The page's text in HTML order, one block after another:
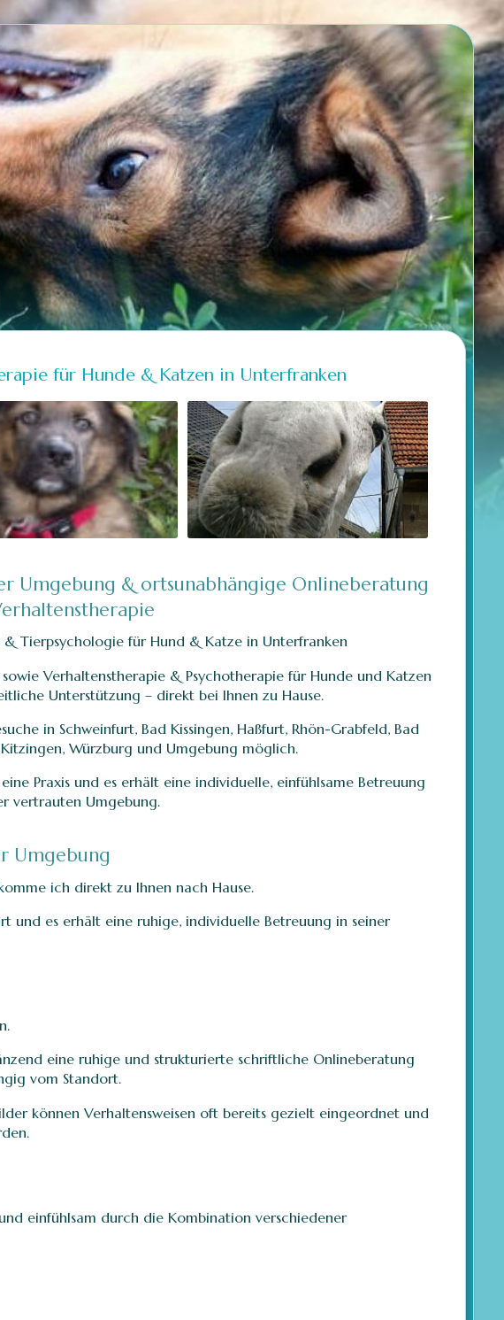
für Hunde & Katzen in Unterfranken
Umgebung & ortsunabhängige Onlineberatung
Tierpsychologie für Hund & Katze in Unterfranken
Verhaltenstherapie & Psychotherapie für Hunde und Katzen
Unterstützung – direkt bei Ihnen zu Hause.
in Schweinfurt, Bad Kissingen, Haßfurt, Rhön-Grabfeld, Bad
Würzburg und Umgebung möglich.
Praxis und es erhält eine individuelle, einfühlsame Betreuung
vertrauten Umgebung.
Umgebung
ich direkt zu Ihnen nach Hause.
und es erhält eine ruhige, individuelle Betreuung in seiner
eine ruhige und strukturierte schriftliche Onlineberatung
vom Standort.
können Verhaltensweisen oft bereits gezielt eingeordnet und
einfühlsam durch die Kombination verschiedener